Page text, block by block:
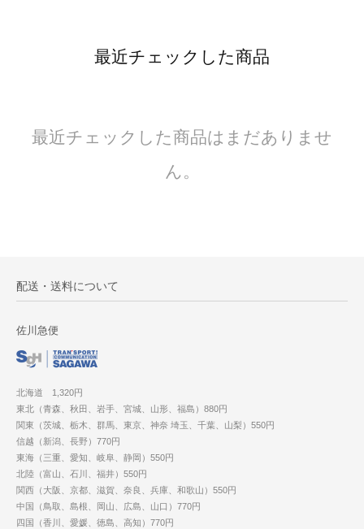
最近チェックした商品
最近チェックした商品はまだありませ
ん。
配送・送料について
佐川急便
北海道 1,320円
東北（青森、秋田、岩手、宮城、山形、福島）880円
関東（茨城、栃木、群馬、東京、神奈 埼玉、千葉、山梨）550円
信越（新潟、長野）770円
東海（三重、愛知、岐阜、静岡）550円
北陸（富山、石川、福井）550円
関西（大阪、京都、滋賀、奈良、兵庫、和歌山）550円
中国（鳥取、島根、岡山、広島、山口）770円
四国（香川、愛媛、徳島、高知）770円